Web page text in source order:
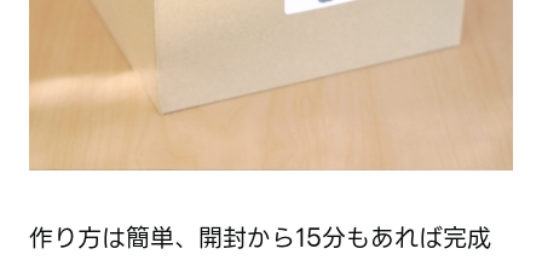
作り方は簡単、開封から15分もあれば完成